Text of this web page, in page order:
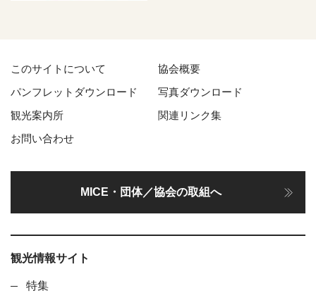
このサイトについて
協会概要
パンフレットダウンロード
写真ダウンロード
観光案内所
関連リンク集
お問い合わせ
MICE・団体／協会の取組へ
観光情報サイト
特集